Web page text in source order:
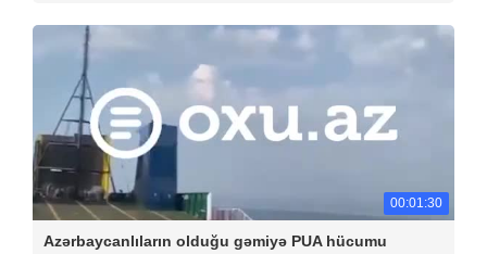
00:01:30
Azərbaycanlıların olduğu gəmiyə PUA hücumu